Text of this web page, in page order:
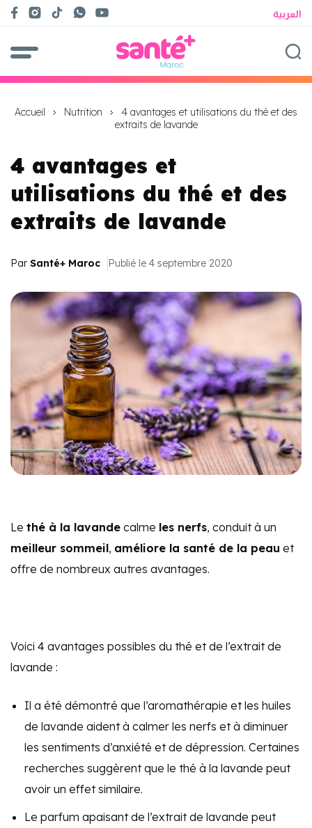
العربية
Accueil Nutrition
4 avantages et utilisations du thé et des
extraits de lavande
4 avantages et
utilisations du thé et des
extraits de lavande
Par Santé+ Maroc Publié le 4 septembre 2020
Le thé à la lavande calme les nerfs, conduit à un
meilleur sommeil, améliore la santé de la peau et
offre de nombreux autres avantages.
Voici 4 avantages possibles du thé et de l’extrait de
lavande :
Il a été démontré que l’aromathérapie et les huiles
de lavande aident à calmer les nerfs et à diminuer
les sentiments d’anxiété et de dépression. Certaines
recherches suggèrent que le thé à la lavande peut
avoir un effet similaire.
Le parfum apaisant de l’extrait de lavande peut